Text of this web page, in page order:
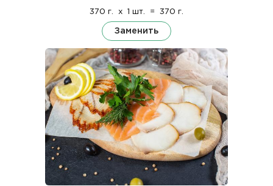
370 г. x 1 шт. = 370 г.
Заменить